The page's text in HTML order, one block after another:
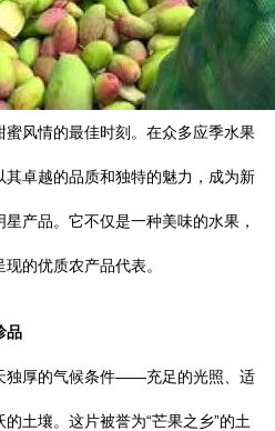
风情的最佳时刻。在众多应季水果
卓越的品质和独特的魅力，成为新
产品。它不仅是一种美味的水果，
的优质农产品代表。
品
独厚的气候条件——充足的光照、适
土壤。这片被誉为“芒果之乡”的土